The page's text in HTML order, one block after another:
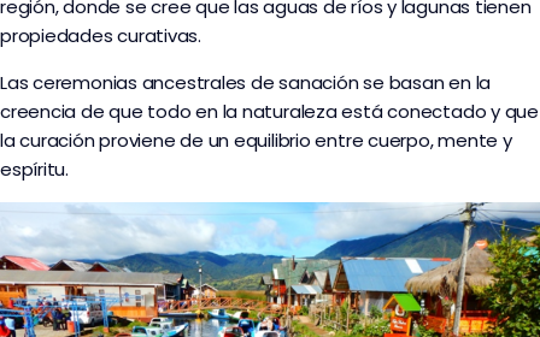
región, donde se cree que las aguas de ríos y lagunas tienen
propiedades curativas.
Las ceremonias ancestrales de sanación se basan en la
creencia de que todo en la naturaleza está conectado y que
la curación proviene de un equilibrio entre cuerpo, mente y
espíritu.